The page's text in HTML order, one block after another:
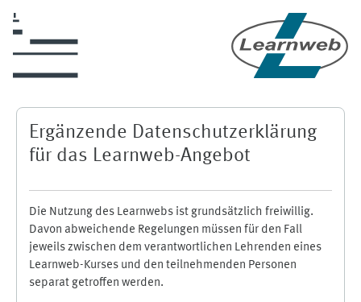
Ergänzende Datenschutzerklärung
für das Learnweb-Angebot
Die Nutzung des Learnwebs ist grundsätzlich freiwillig.
Davon abweichende Regelungen müssen für den Fall
jeweils zwischen dem verantwortlichen Lehrenden eines
Learnweb-Kurses und den teilnehmenden Personen
separat getroffen werden.